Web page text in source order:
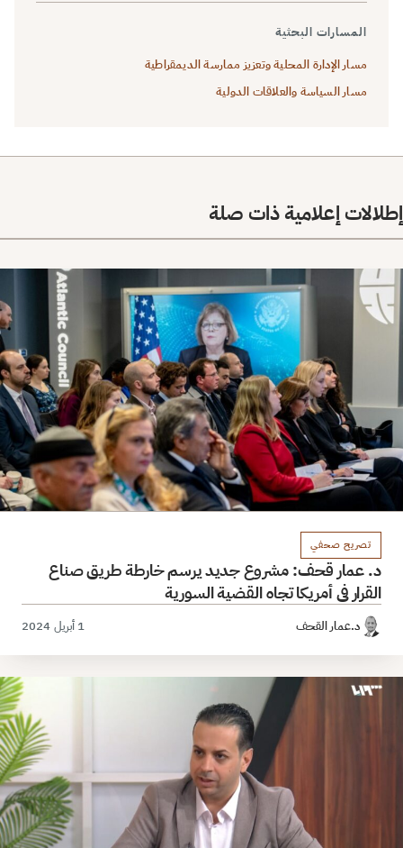
المسارات البحثية
مسار الإدارة المحلية وتعزيز ممارسة الديمقراطية
مسار السياسة والعلاقات الدولية
إطلالات إعلامية ذات صلة
تصريح صحفي
د. عمار قحف: مشروع جديد يرسم خارطة طريق صناع
القرار في أمريكا تجاه القضية السورية
د.عمار القحف 1 أبريل 2024